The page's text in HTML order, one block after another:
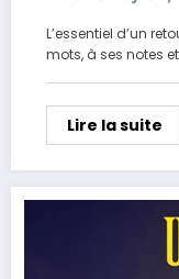
L’essentiel d’un
mots, à ses notes
Lire la suite